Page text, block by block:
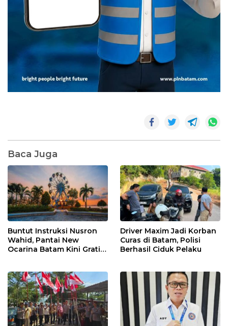
Baca Juga
Buntut Instruksi Nusron
Wahid, Pantai New
Ocarina Batam Kini Gratis!
Driver Maxim Jadi Korban
Curas di Batam, Polisi
Berhasil Ciduk Pelaku